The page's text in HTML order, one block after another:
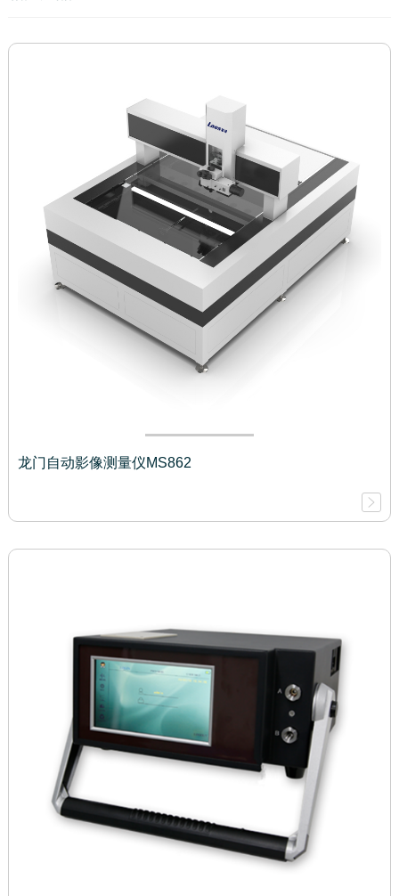
龙门自动影像测量仪MS862